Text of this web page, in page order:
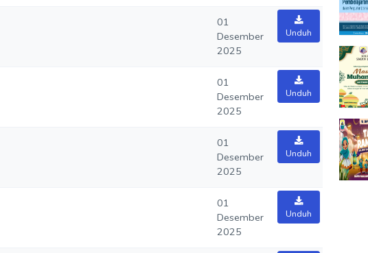
01
Desember
2025
Unduh
01
Desember
2025
Unduh
01
Desember
2025
Unduh
01
Desember
2025
Unduh